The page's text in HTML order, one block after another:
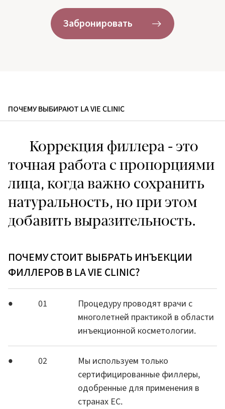
Забронировать
ПОЧЕМУ ВЫБИРАЮТ LA VIE CLINIC
Коррекция филлера - это
точная работа с пропорциями
лица, когда важно сохранить
натуральность, но при этом
добавить выразительность.
ПОЧЕМУ СТОИТ ВЫБРАТЬ ИНЪЕКЦИИ
ФИЛЛЕРОВ В LA VIE CLINIC?
01
Процедуру проводят врачи с
многолетней практикой в области
инъекционной косметологии.
02
Мы используем только
сертифицированные филлеры,
одобренные для применения в
странах ЕС.